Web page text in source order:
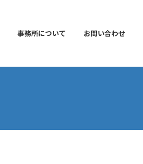
事務所について お問い合わせ